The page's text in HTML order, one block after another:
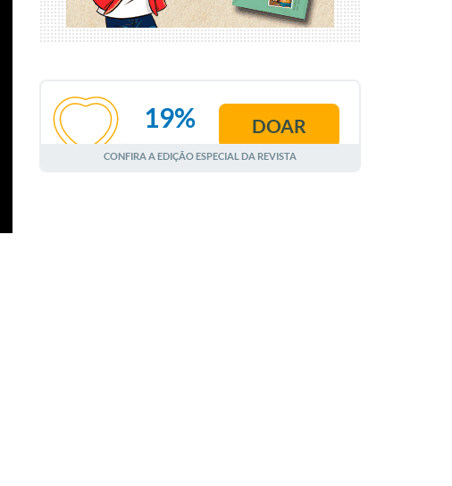
AGOSTO
19% DOAR
CONFIRA A EDIÇÃO ESPECIAL DA REVISTA